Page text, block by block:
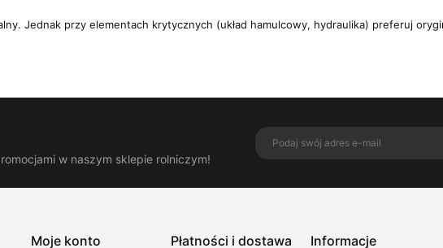
Jednak przy elementach krytycznych (układ hamulcowy, hydraulika) preferuj
w naszym sklepie rolniczym!
Moje konto Płatności i dostawa Informacje